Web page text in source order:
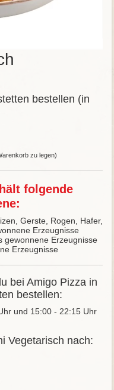
bestellen (in
zu legen)
folgende
Gerste, Rogen, Hafer,
Erzeugnisse
gewonnene Erzeugnisse
Erzeugnisse
bei Amigo Pizza in
bestellen:
und 15:00 - 22:15 Uhr
Vegetarisch nach: